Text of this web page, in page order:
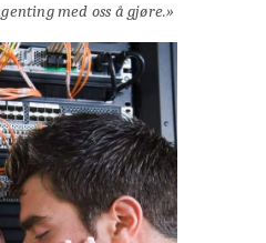
med oss å gjøre.»